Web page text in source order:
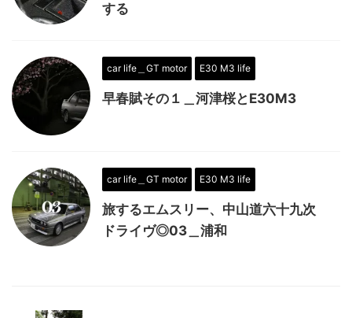
する
car life＿GT motor E30 M3 life
早春賦その１＿河津桜とE30M3
car life＿GT motor E30 M3 life
旅するエムスリー、中山道六十九次
ドライヴ◎03＿浦和